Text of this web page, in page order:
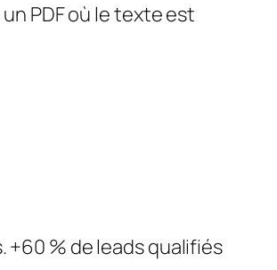
PDF où le texte est
+60 % de leads qualifiés